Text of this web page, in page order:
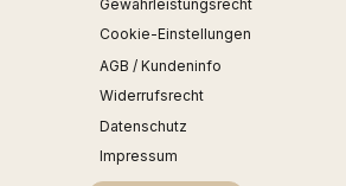
Gewährleistungsrecht
Cookie-Einstellungen
AGB / Kundeninfo
Widerrufsrecht
Datenschutz
Impressum